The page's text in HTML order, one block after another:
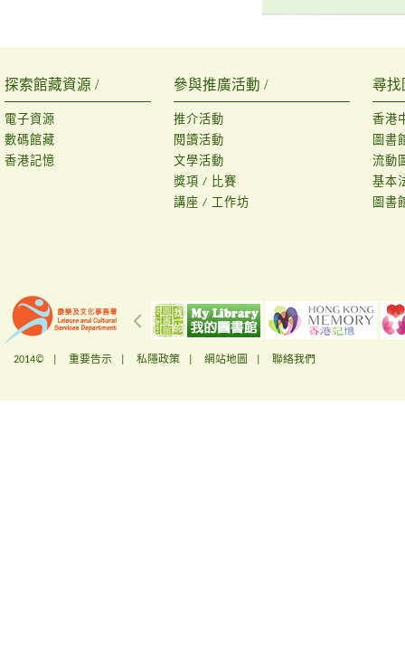
探索館藏資源 /
電子資源
數碼館藏
香港記憶
參與推廣活動 /
推介活動
閱讀活動
文學活動
獎項 / 比賽
講座 / 工作坊
尋找
香港
圖書
流動
基本
圖書
2014© | 重要告示 私隱政策 網站地圖 聯絡我們